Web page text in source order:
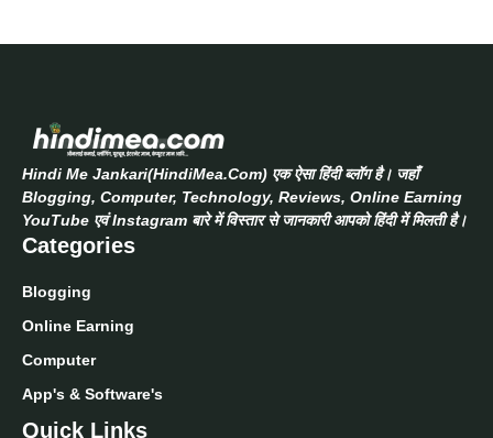
Hindi Me Jankari(HindiMea.Com) एक ऐसा हिंदी ब्लॉग है। जहाँ
Blogging, Computer, Technology, Reviews, Online Earning
YouTube एवं Instagram बारे में विस्तार से जानकारी आपको हिंदी में मिलती है।
Categories
Blogging
Online Earning
Computer
App's & Software's
Quick Links